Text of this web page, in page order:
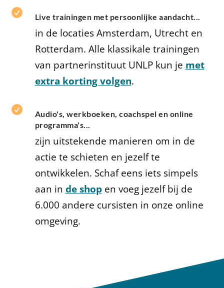
 Live trainingen met persoonlijke aandacht...
in de locaties Amsterdam, Utrecht en
Rotterdam. Alle klassikale trainingen
van partnerinstituut UNLP kun je met
extra korting volgen.

Audio's, werkboeken, coachspel en online
programma's...
zijn uitstekende manieren om in de
actie te schieten en jezelf te
ontwikkelen. Schaf eens iets simpels
aan in de shopen voeg jezelf bij de
6.000 andere cursisten in onze online
omgeving.